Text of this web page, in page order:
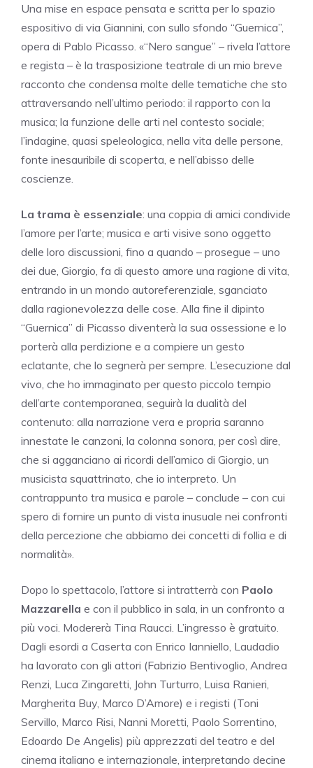
Una mise en espace pensata e scritta per lo spazio
espositivo di via Giannini, con sullo sfondo “Guernica”,
opera di Pablo Picasso. «“Nero sangue” – rivela l’attore
e regista – è la trasposizione teatrale di un mio breve
racconto che condensa molte delle tematiche che sto
attraversando nell’ultimo periodo: il rapporto con la
musica; la funzione delle arti nel contesto sociale;
l’indagine, quasi speleologica, nella vita delle persone,
fonte inesauribile di scoperta, e nell’abisso delle
coscienze.
La trama è essenziale: una coppia di amici condivide
l’amore per l’arte; musica e arti visive sono oggetto
delle loro discussioni, fino a quando – prosegue – uno
dei due, Giorgio, fa di questo amore una ragione di vita,
entrando in un mondo autoreferenziale, sganciato
dalla ragionevolezza delle cose. Alla fine il dipinto
“Guernica” di Picasso diventerà la sua ossessione e lo
porterà alla perdizione e a compiere un gesto
eclatante, che lo segnerà per sempre. L’esecuzione dal
vivo, che ho immaginato per questo piccolo tempio
dell’arte contemporanea, seguirà la dualità del
contenuto: alla narrazione vera e propria saranno
innestate le canzoni, la colonna sonora, per così dire,
che si agganciano ai ricordi dell’amico di Giorgio, un
musicista squattrinato, che io interpreto. Un
contrappunto tra musica e parole – conclude – con cui
spero di fornire un punto di vista inusuale nei confronti
della percezione che abbiamo dei concetti di follia e di
normalità».
Dopo lo spettacolo, l’attore si intratterrà con Paolo
Mazzarella e con il pubblico in sala, in un confronto a
più voci. Modererà Tina Raucci. L’ingresso è gratuito.
Dagli esordi a Caserta con Enrico Ianniello, Laudadio
ha lavorato con gli attori (Fabrizio Bentivoglio, Andrea
Renzi, Luca Zingaretti, John Turturro, Luisa Ranieri,
Margherita Buy, Marco D’Amore) e i registi (Toni
Servillo, Marco Risi, Nanni Moretti, Paolo Sorrentino,
Edoardo De Angelis) più apprezzati del teatro e del
cinema italiano e internazionale, interpretando decine